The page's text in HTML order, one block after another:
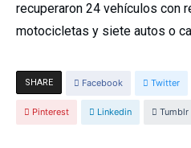
recuperaron 24 vehículos con
motocicletas y siete autos o
SHARE Facebook Twitter
Pinterest Linkedin Tumblr